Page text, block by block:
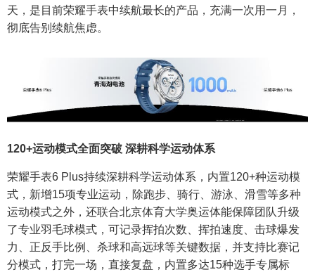
天，是目前荣耀手表中续航最长的产品，充满一次用一月，
彻底告别续航焦虑。
120+运动模式全面突破 深耕科学运动体系
荣耀手表6 Plus持续深耕科学运动体系，内置120+种运动模
式，新增15项专业运动，除跑步、骑行、游泳、滑雪等多种
运动模式之外，还联合北京体育大学奥运体能保障团队升级
了专业羽毛球模式，可记录挥拍次数、挥拍速度、击球爆发
力、正反手比例、杀球和高远球等关键数据，并支持比赛记
分模式，打完一场，直接复盘，内置多达15种选手专属标